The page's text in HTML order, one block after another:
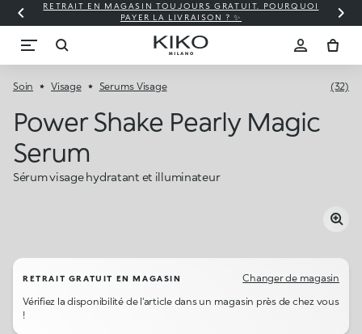
RETRAIT EN MAGASIN TOUJOURS GRATUIT. POURQUOI
PAYER LA LIVRAISON ? ✨
Soin Visage Serums Visage (32)
Power Shake Pearly Magic
Serum
Sérum visage hydratant et illuminateur
RETRAIT GRATUIT EN MAGASIN
Changer de magasin
Vérifiez la disponibilité de l'article dans un magasin près de chez vous
!